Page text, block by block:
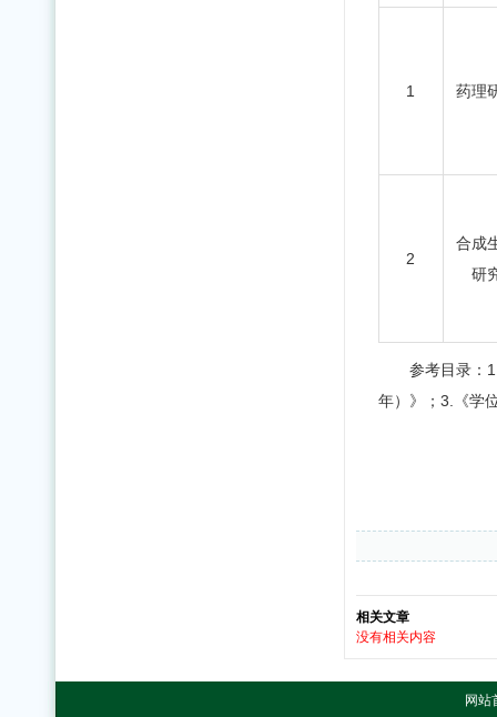
1 药理
2
合成
研
参考目录：
年）》；3.《学
相关文章
没有相关内容
网站